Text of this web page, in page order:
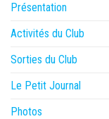
Présentation
Activités du Club
Sorties du Club
Le Petit Journal
Photos